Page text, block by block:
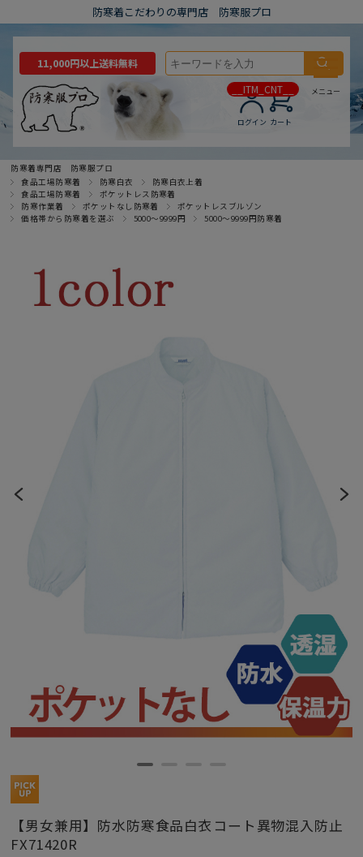
防寒着こだわりの専門店 防寒服プロ
ログイン
__ITM_CNT__
カート
メニュー
11,000円以上送料無料
防寒着専門店 防寒服プロ
食品工場防寒着
防寒白衣
防寒白衣上着
食品工場防寒着
ポケットレス防寒着
防寒作業着
ポケットなし防寒着
ポケットレスブルゾン
価格帯から防寒着を選ぶ
5000～9999円 5000～9999円防寒着
【男女兼用】防水防寒食品白衣コート異物混入防止
FX71420R